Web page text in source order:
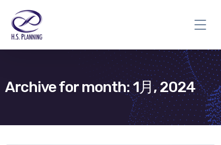
Archive for month: 1月, 2024